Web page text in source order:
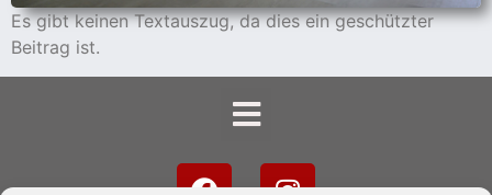
Es gibt keinen Textauszug, da dies ein geschützter
Beitrag ist.